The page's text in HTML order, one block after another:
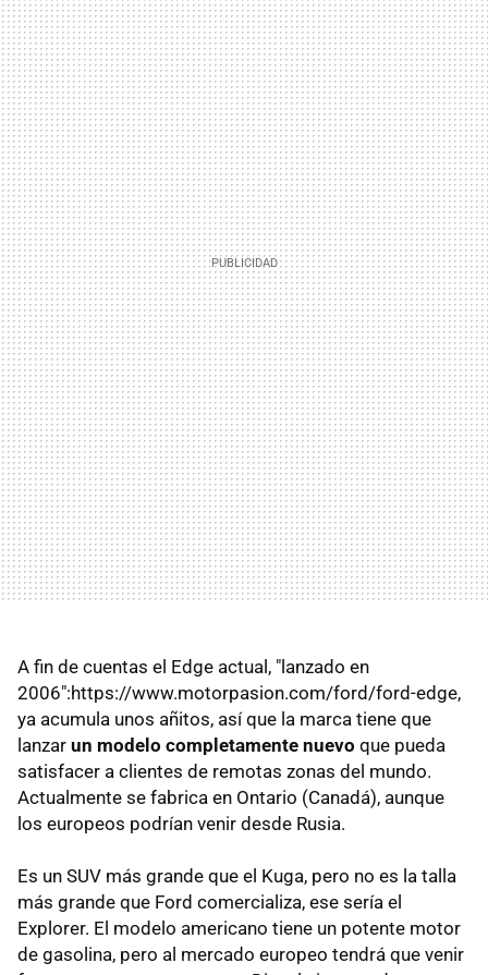
A fin de cuentas el Edge actual, "lanzado en
2006":https://www.motorpasion.com/ford/ford-edge,
ya acumula unos añitos, así que la marca tiene que
lanzar un modelo completamente nuevo que pueda
satisfacer a clientes de remotas zonas del mundo.
Actualmente se fabrica en Ontario (Canadá), aunque
los europeos podrían venir desde Rusia.
Es un SUV más grande que el Kuga, pero no es la talla
más grande que Ford comercializa, ese sería el
Explorer. El modelo americano tiene un potente motor
de gasolina, pero al mercado europeo tendrá que venir